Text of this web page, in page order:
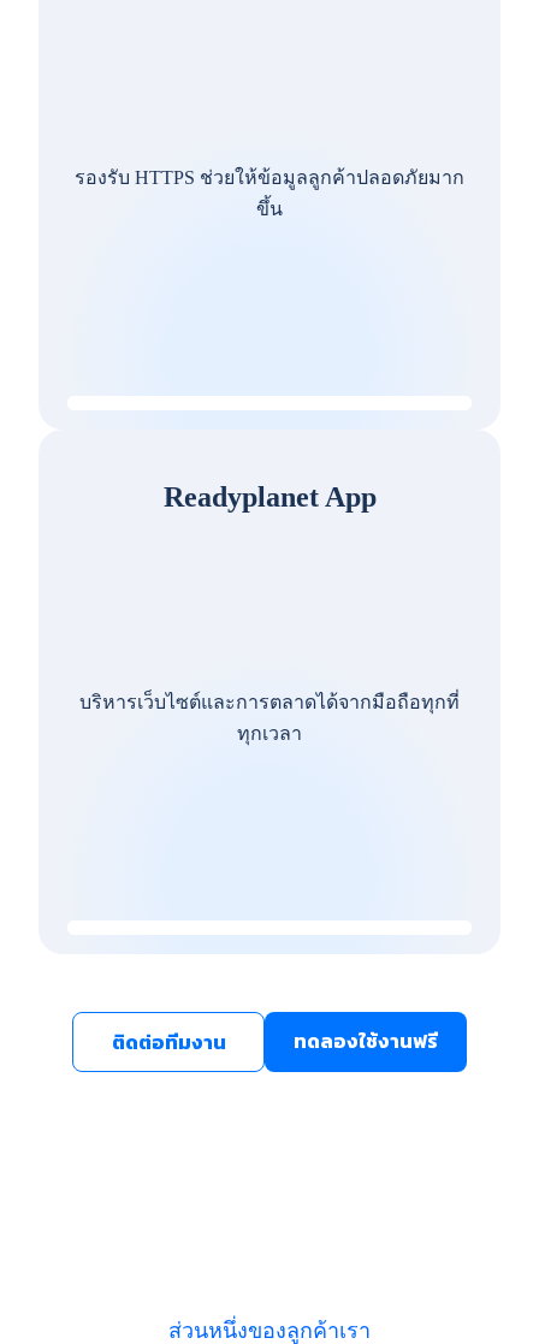
รองรับ HTTPS ช่วยให้ข้อมูลลูกค้าปลอดภัยมาก
ขึ้น
Readyplanet App
บริหารเว็บไซต์และการตลาดได้จากมือถือทุกที่
ทุกเวลา
ติดต่อทีมงาน ทดลองใช้งานฟรี
ส่วนหนึ่งของลูกค้าเรา